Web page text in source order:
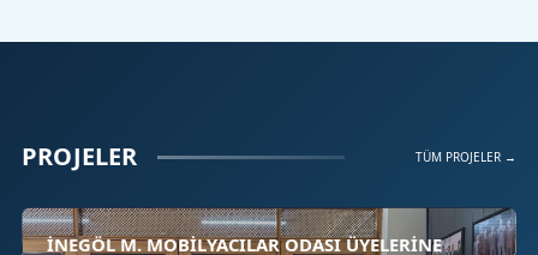
PROJELER TÜM PROJELER →
İNEGÖL M. MOBİLYACILAR ODASI ÜYELERİNE